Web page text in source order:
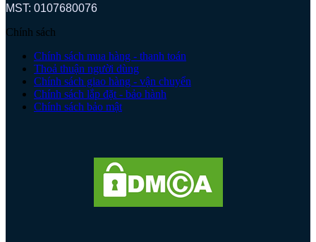
MST: 0107680076
Chính sách
Chính sách mua hàng - thanh toán
Thoả thuận người dùng
Chính sách giao hàng - vận chuyển
Chính sách lắp đặt - bảo hành
Chính sách bảo mật